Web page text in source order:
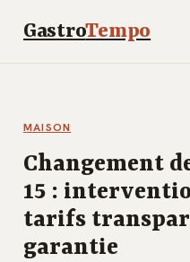
GastroTempo
MAISON
Changement
15 :
tarifs
garantie